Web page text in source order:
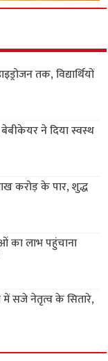
तक, विद्यार्थियों
ने दिया स्वस्थ
करोड़ के पार, शुद्ध
का लाभ पहुंचाना
में सजे नेतृत्व के सितारे,